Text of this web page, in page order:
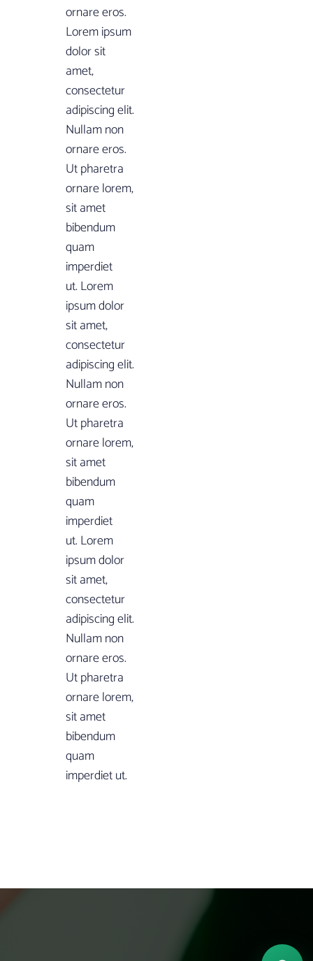
ornare eros.
Lorem ipsum
dolor sit
amet,
consectetur
adipiscing elit.
Nullam non
ornare eros.
Ut pharetra
ornare lorem,
sit amet
bibendum
quam
imperdiet
ut. Lorem
ipsum dolor
sit amet,
consectetur
adipiscing elit.
Nullam non
ornare eros.
Ut pharetra
ornare lorem,
sit amet
bibendum
quam
imperdiet
ut. Lorem
ipsum dolor
sit amet,
consectetur
adipiscing elit.
Nullam non
ornare eros.
Ut pharetra
ornare lorem,
sit amet
bibendum
quam
imperdiet ut.